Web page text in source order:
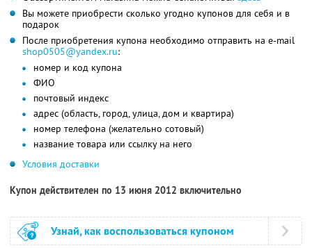
Вы можете приобрести сколько угодно купонов для себя и в
подарок
После приобретения купона необходимо отправить на e-mail
shop0505@yandex.ru:
номер и код купона
ФИО
почтовый индекс
адрес (область, город, улица, дом и квартира)
номер телефона (желательно сотовый)
название товара или ссылку на него
Условия доставки
Купон действителен по 13 июня 2012 включительно
Узнай, как воспользоваться купоном